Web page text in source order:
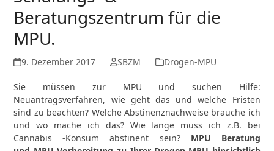
Beratungszentrum für die
MPU.
9. Dezember 2017 SBZM Drogen-MPU
Sie müssen zur MPU und suchen Hilfe:
Neuantragsverfahren, wie geht das und welche Fristen
sind zu beachten? Welche Abstinenznachweise brauche ich
und wo mache ich das? Wie lange muss ich z.B. bei
Cannabis -Konsum abstinent sein? MPU Beratung